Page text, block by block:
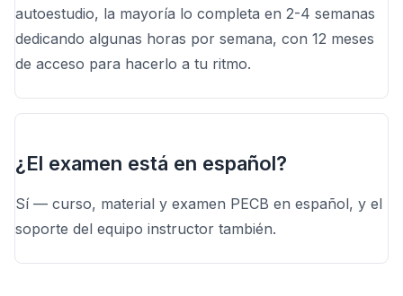
autoestudio, la mayoría lo completa en 2-4 semanas
dedicando algunas horas por semana, con 12 meses
de acceso para hacerlo a tu ritmo.
¿El examen está en español?
Sí — curso, material y examen PECB en español, y el
soporte del equipo instructor también.